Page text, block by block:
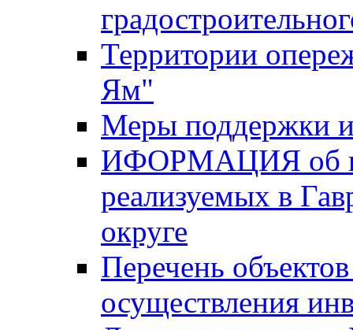
Территории
Ям"
Меры поддержки
ИФОРМАЦИЯ об
реализуемых в
округе
Перечень
осуществления